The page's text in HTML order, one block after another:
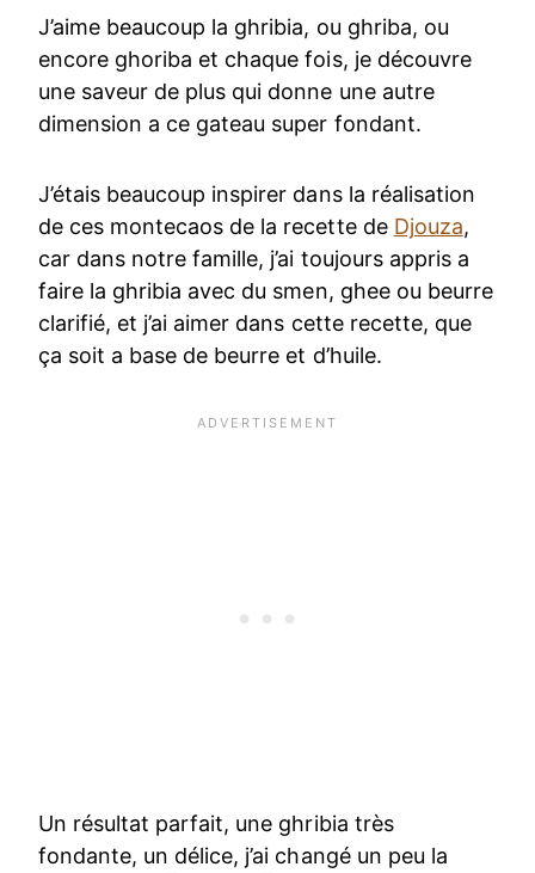
J’aime beaucoup la ghribia, ou ghriba, ou
encore ghoriba et chaque fois, je découvre
une saveur de plus qui donne une autre
dimension a ce gateau super fondant.
J’étais beaucoup inspirer dans la réalisation
de ces montecaos de la recette de Djouza,
car dans notre famille, j’ai toujours appris a
faire la ghribia avec du smen, ghee ou beurre
clarifié, et j’ai aimer dans cette recette, que
ça soit a base de beurre et d’huile.
Un résultat parfait, une ghribia très
fondante, un délice, j’ai changé un peu la